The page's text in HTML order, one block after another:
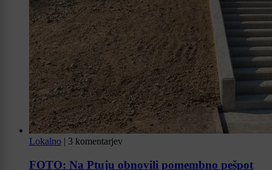
Lokalno | 3 komentarjev
FOTO: Na Ptuju obnovili pomembno pešpot